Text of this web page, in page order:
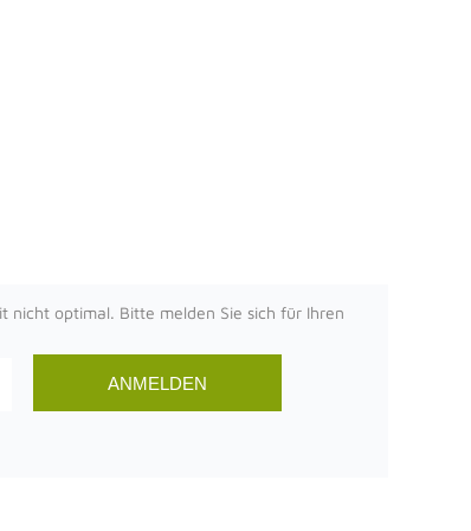
nicht optimal. Bitte melden Sie sich für Ihren